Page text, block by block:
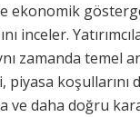
ekonomik
inceler.
zamanda temel
piyasa koşullarını
ve daha doğru